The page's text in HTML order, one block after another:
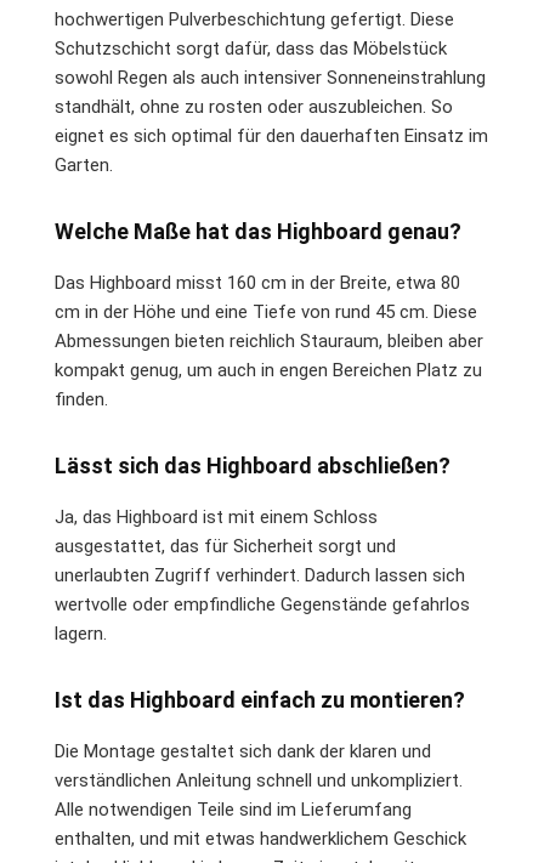
hochwertigen Pulverbeschichtung gefertigt. Diese
Schutzschicht sorgt dafür, dass das Möbelstück
sowohl Regen als auch intensiver Sonneneinstrahlung
standhält, ohne zu rosten oder auszubleichen. So
eignet es sich optimal für den dauerhaften Einsatz im
Garten.
Welche Maße hat das Highboard genau?
Das Highboard misst 160 cm in der Breite, etwa 80
cm in der Höhe und eine Tiefe von rund 45 cm. Diese
Abmessungen bieten reichlich Stauraum, bleiben aber
kompakt genug, um auch in engen Bereichen Platz zu
finden.
Lässt sich das Highboard abschließen?
Ja, das Highboard ist mit einem Schloss
ausgestattet, das für Sicherheit sorgt und
unerlaubten Zugriff verhindert. Dadurch lassen sich
wertvolle oder empfindliche Gegenstände gefahrlos
lagern.
Ist das Highboard einfach zu montieren?
Die Montage gestaltet sich dank der klaren und
verständlichen Anleitung schnell und unkompliziert.
Alle notwendigen Teile sind im Lieferumfang
enthalten, und mit etwas handwerklichem Geschick